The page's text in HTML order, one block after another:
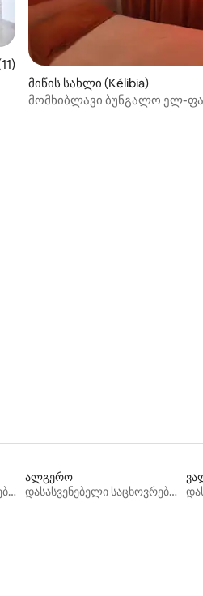
შეფასებაა 5‑დან 5,0, 11
მიწის სახლი (Kélibia)
მომხიბლავი ბუნგალო ელ-
დასასვენებელი საცხოვრებლები
ალგერო
დასასვენებელი საცხოვრებლები